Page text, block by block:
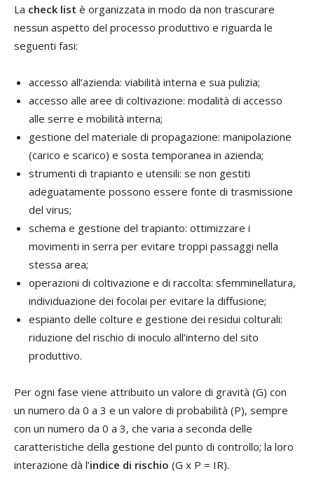
La check list è organizzata in modo da non trascurare
nessun aspetto del processo produttivo e riguarda le
seguenti fasi:
accesso all’azienda: viabilità interna e sua pulizia;
accesso alle aree di coltivazione: modalità di accesso
alle serre e mobilità interna;
gestione del materiale di propagazione: manipolazione
(carico e scarico) e sosta temporanea in azienda;
strumenti di trapianto e utensili: se non gestiti
adeguatamente possono essere fonte di trasmissione
del virus;
schema e gestione del trapianto: ottimizzare i
movimenti in serra per evitare troppi passaggi nella
stessa area;
operazioni di coltivazione e di raccolta: sfemminellatura,
individuazione dei focolai per evitare la diffusione;
espianto delle colture e gestione dei residui colturali:
riduzione del rischio di inoculo all’interno del sito
produttivo.
Per ogni fase viene attribuito un valore di gravità (G) con
un numero da 0 a 3 e un valore di probabilità (P), sempre
con un numero da 0 a 3, che varia a seconda delle
caratteristiche della gestione del punto di controllo; la loro
interazione dà l’indice di rischio (G x P = IR).